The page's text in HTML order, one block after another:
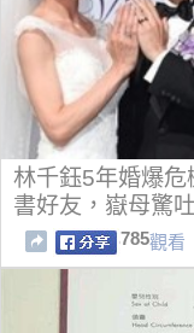
林千鈺5年婚爆
書好友，嶽母驚
785觀看